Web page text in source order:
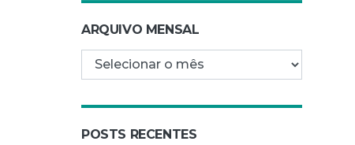
ARQUIVO MENSAL
Arquivo mensal
POSTS RECENTES